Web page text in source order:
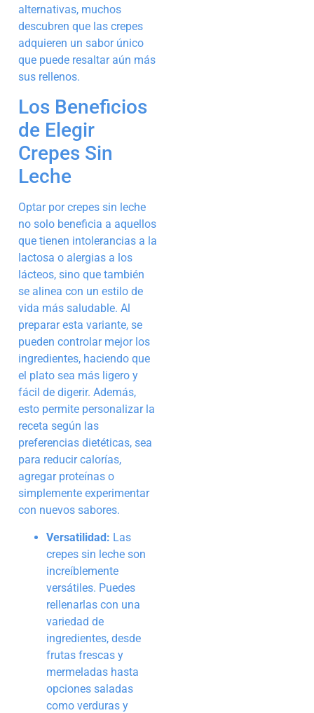
alternativas, muchos
descubren que las crepes
adquieren un sabor único
que puede resaltar aún más
sus rellenos.
Los Beneficios
de Elegir
Crepes Sin
Leche
Optar por crepes sin leche
no solo beneficia a aquellos
que tienen intolerancias a la
lactosa o alergias a los
lácteos, sino que también
se alinea con un estilo de
vida más saludable. Al
preparar esta variante, se
pueden controlar mejor los
ingredientes, haciendo que
el plato sea más ligero y
fácil de digerir. Además,
esto permite personalizar la
receta según las
preferencias dietéticas, sea
para reducir calorías,
agregar proteínas o
simplemente experimentar
con nuevos sabores.
Versatilidad: Las
crepes sin leche son
increíblemente
versátiles. Puedes
rellenarlas con una
variedad de
ingredientes, desde
frutas frescas y
mermeladas hasta
opciones saladas
como verduras y